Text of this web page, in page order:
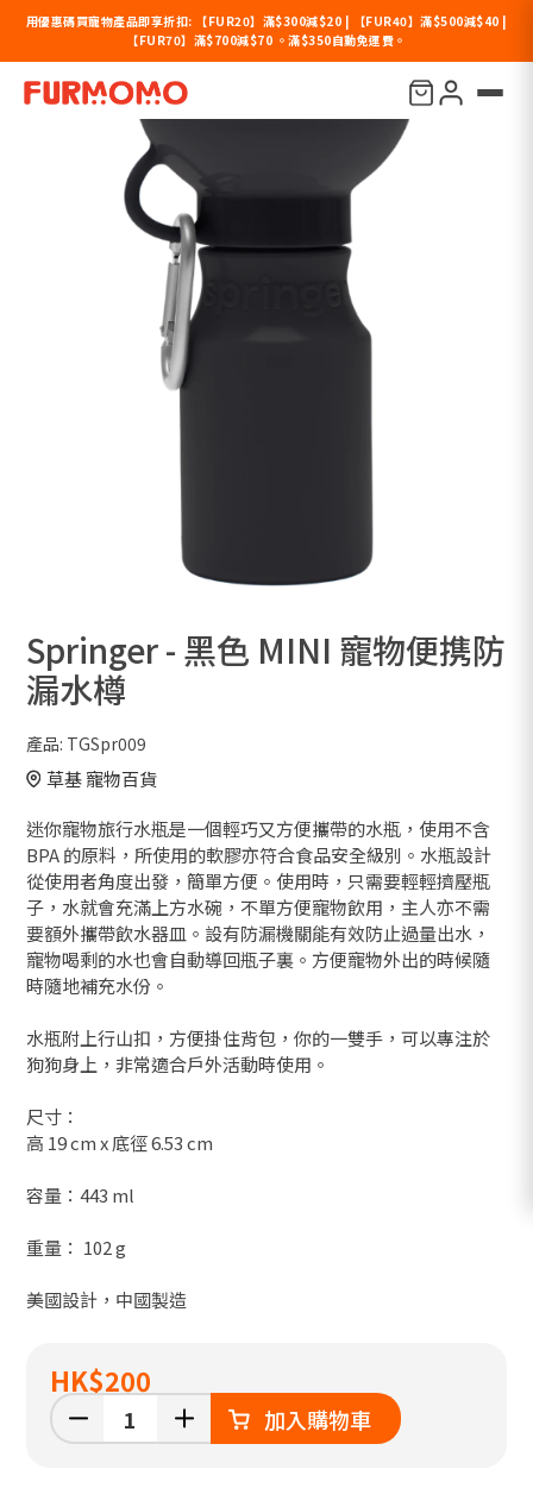
用優惠碼買寵物產品即享折扣: 【FUR20】滿$300減$20 | 【FUR40】滿$500減$40 |
【FUR70】滿$700減$70 。滿$350自動免運費。
Springer - 黑色 MINI 寵物便携防
漏水樽
產品: TGSpr009
草基 寵物百貨
迷你寵物旅行水瓶是一個輕巧又方便攜帶的水瓶，使用不含
BPA 的原料，所使用的軟膠亦符合食品安全級別。水瓶設計
從使用者角度出發，簡單方便。使用時，只需要輕輕擠壓瓶
子，水就會充滿上方水碗，不單方便寵物飲用，主人亦不需
要額外攜帶飲水器皿。設有防漏機關能有效防止過量出水，
寵物喝剩的水也會自動導回瓶子裏。方便寵物外出的時候隨
時隨地補充水份。
水瓶附上行山扣，方便掛住背包，你的一雙手，可以專注於
狗狗身上，非常適合戶外活動時使用。
尺寸：
高 19 cm x 底徑 6.53 cm
容量：443 ml
重量： 102 g
美國設計，中國製造
HK$200
加入購物車